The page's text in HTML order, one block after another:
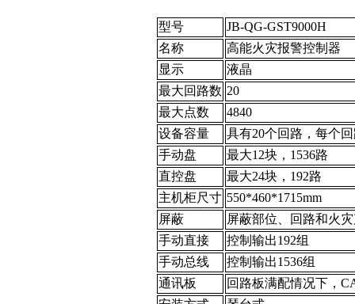
型号
JB-QG-GST9000H
名称
高能火灾报警控制器
显示
液晶
最大回路数 20
最大点数
4840
设备容量
具有20个回路，每个
手动盘
最大12块，1536路
直控盘
最大24块，192路
主机柜尺寸 550*460*1715mm
屏蔽
屏蔽部位、回路和火灾
手动直接
控制输出192组
手动总线
控制输出1536组
通讯板
回路板满配情况下，